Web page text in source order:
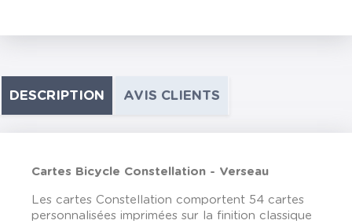
DESCRIPTION AVIS CLIENTS
Cartes Bicycle Constellation - Verseau
Les cartes Constellation comportent 54 cartes
personnalisées imprimées sur la finition classique